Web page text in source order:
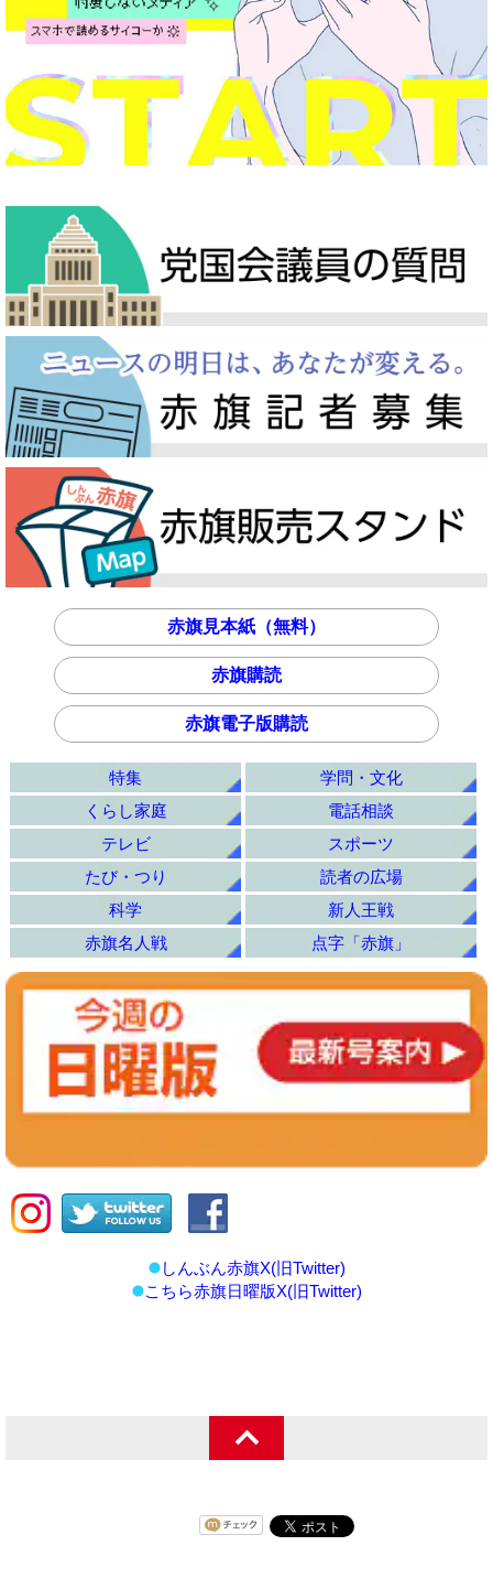
赤旗見本紙（無料）
赤旗購読
赤旗電子版購読
特集
学問・文化
くらし家庭
電話相談
テレビ
スポーツ
たび・つり
読者の広場
科学
新人王戦
赤旗名人戦
点字「赤旗」
しんぶん赤旗X(旧Twitter)
こちら赤旗日曜版X(旧Twitter)